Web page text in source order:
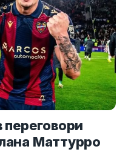
Маттурро